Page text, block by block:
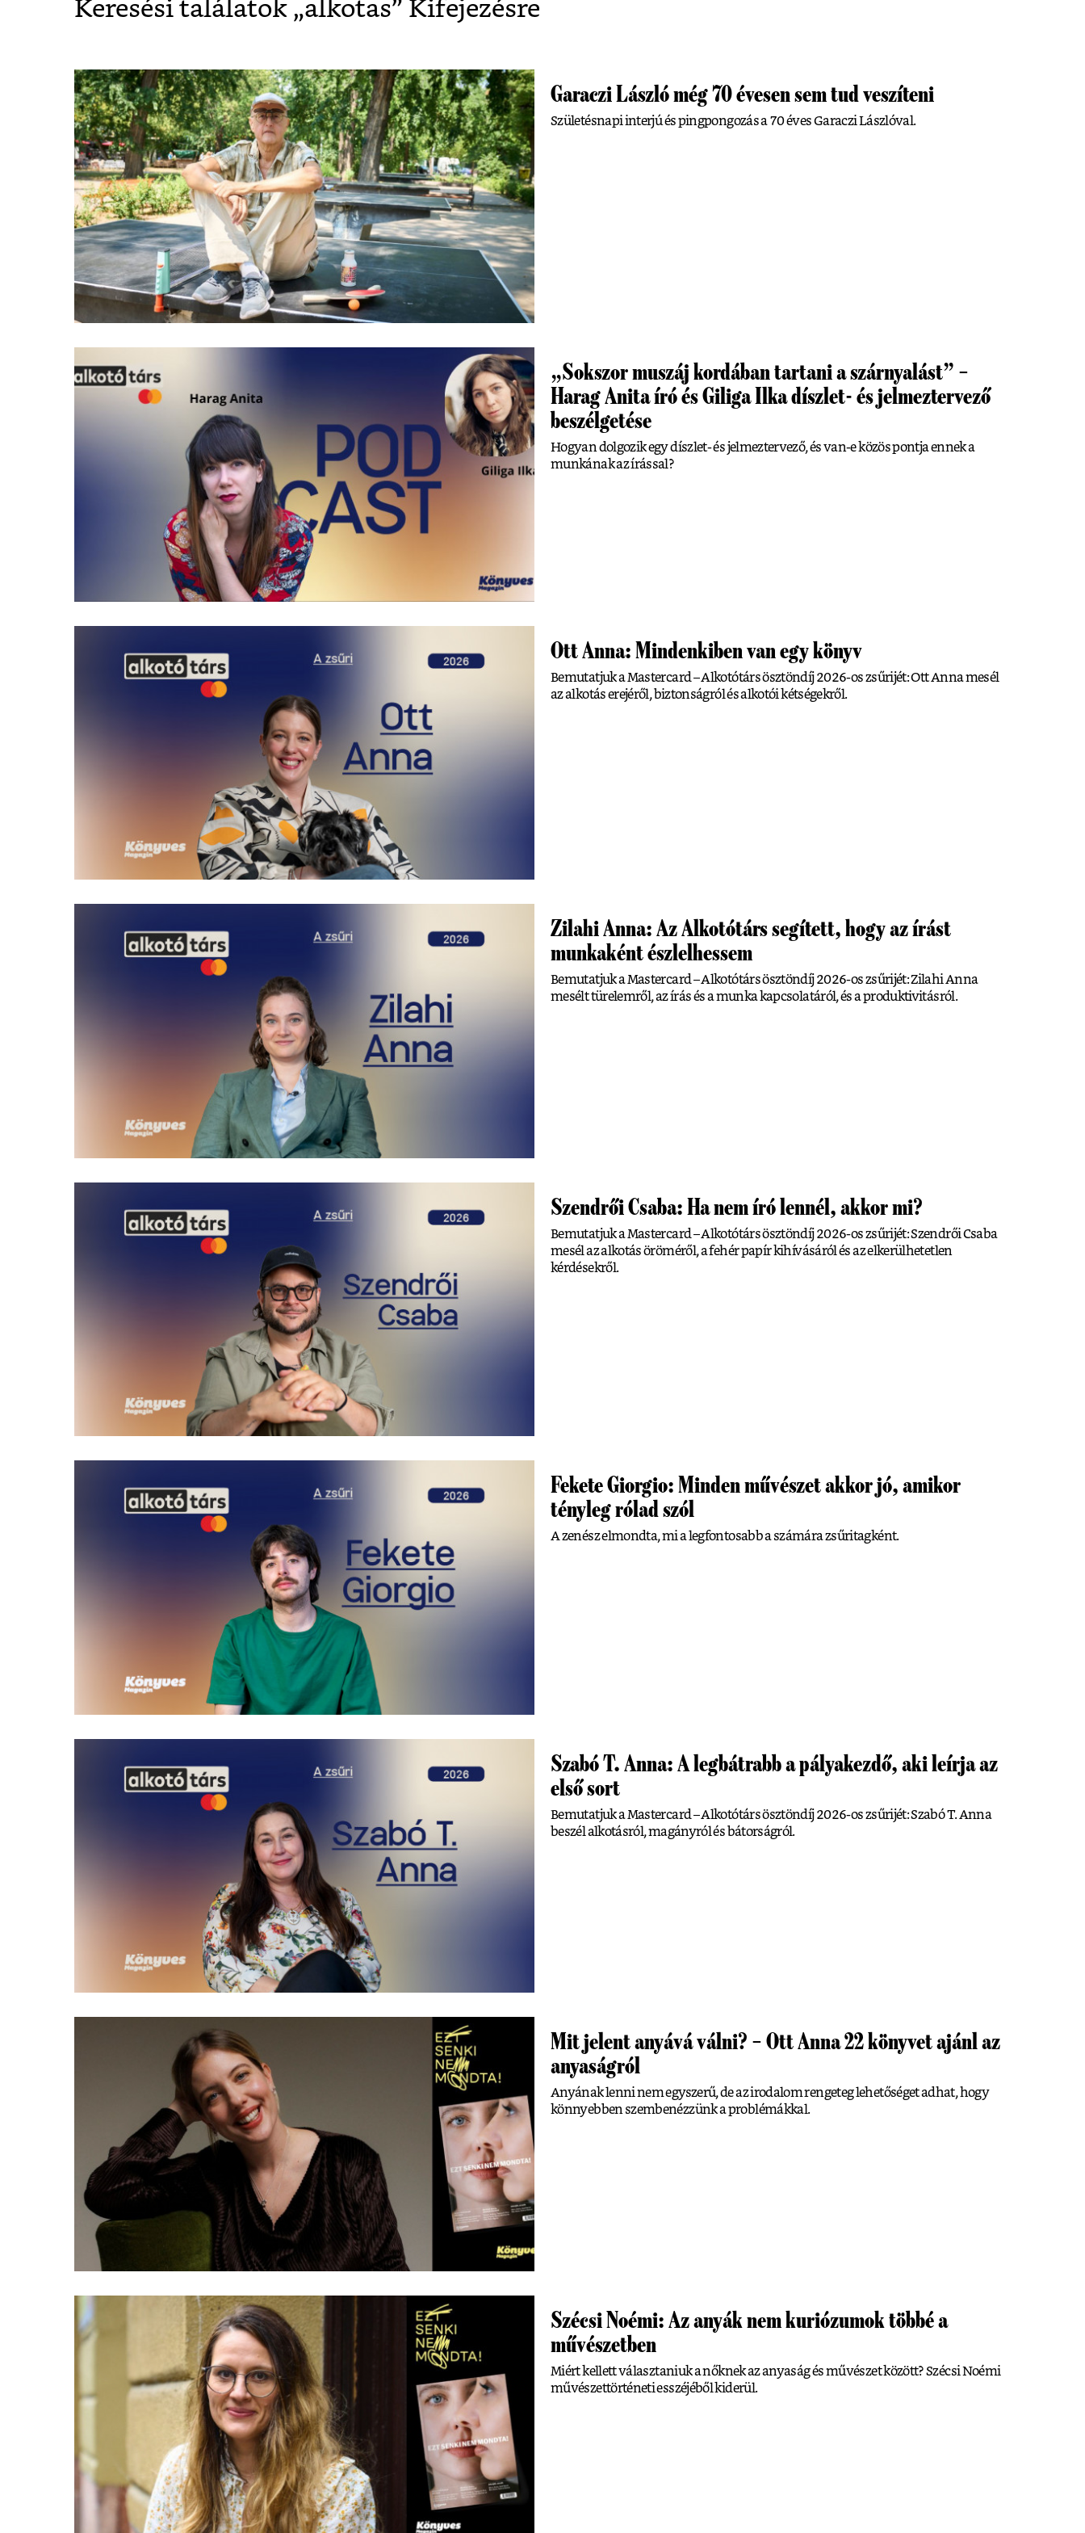
Keresési találatok „alkotas” Kifejezésre
Garaczi László még 70 évesen sem tud veszíteni
Születésnapi interjú és pingpongozás a 70 éves Garaczi Lászlóval.
„Sokszor muszáj kordában tartani a szárnyalást” –
Harag Anita író és Giliga Ilka díszlet- és jelmeztervező
beszélgetése
Hogyan dolgozik egy díszlet- és jelmeztervező, és van-e közös pontja ennek a
munkának az írással?
Ott Anna: Mindenkiben van egy könyv
Bemutatjuk a Mastercard – Alkotótárs ösztöndíj 2026-os zsűrijét: Ott Anna mesél
az alkotás erejéről, biztonságról és alkotói kétségekről.
Zilahi Anna: Az Alkotótárs segített, hogy az írást
munkaként észlelhessem
Bemutatjuk a Mastercard – Alkotótárs ösztöndíj 2026-os zsűrijét: Zilahi Anna
mesélt türelemről, az írás és a munka kapcsolatáról, és a produktivitásról.
Szendrői Csaba: Ha nem író lennél, akkor mi?
Bemutatjuk a Mastercard – Alkotótárs ösztöndíj 2026-os zsűrijét: Szendrői Csaba
mesél az alkotás öröméről, a fehér papír kihívásáról és az elkerülhetetlen
kérdésekről.
Fekete Giorgio: Minden művészet akkor jó, amikor
tényleg rólad szól
A zenész elmondta, mi a legfontosabb a számára zsűritagként.
Szabó T. Anna: A legbátrabb a pályakezdő, aki leírja az
első sort
Bemutatjuk a Mastercard – Alkotótárs ösztöndíj 2026-os zsűrijét: Szabó T. Anna
beszél alkotásról, magányról és bátorságról.
Mit jelent anyává válni? – Ott Anna 22 könyvet ajánl az
anyaságról
Anyának lenni nem egyszerű, de az irodalom rengeteg lehetőséget adhat, hogy
könnyebben szembenézzünk a problémákkal.
Szécsi Noémi: Az anyák nem kuriózumok többé a
művészetben
Miért kellett választaniuk a nőknek az anyaság és művészet között? Szécsi Noémi
művészettörténeti esszéjéből kiderül.